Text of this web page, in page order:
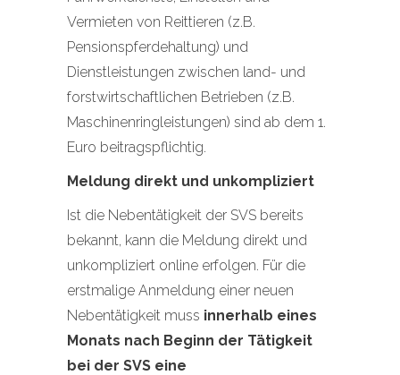
Vermieten von Reittieren (z.B.
Pensionspferdehaltung) und
Dienstleistungen zwischen land- und
forstwirtschaftlichen Betrieben (z.B.
Maschinenringleistungen) sind ab dem 1.
Euro beitragspflichtig.
Meldung direkt und unkompliziert
Ist die Nebentätigkeit der SVS bereits
bekannt, kann die Meldung direkt und
unkompliziert online erfolgen. Für die
erstmalige Anmeldung einer neuen
Nebentätigkeit muss innerhalb eines
Monats nach Beginn der Tätigkeit
bei der SVS eine